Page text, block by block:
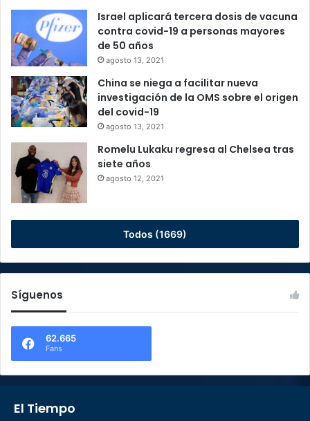
Israel aplicará tercera dosis de vacuna
contra covid-19 a personas mayores
de 50 años
agosto 13, 2021
China se niega a facilitar nueva
investigación de la OMS sobre el origen
del covid-19
agosto 13, 2021
Romelu Lukaku regresa al Chelsea tras
siete años
agosto 12, 2021
Todos (1669)
Síguenos
62.665
Fans
El Tiempo